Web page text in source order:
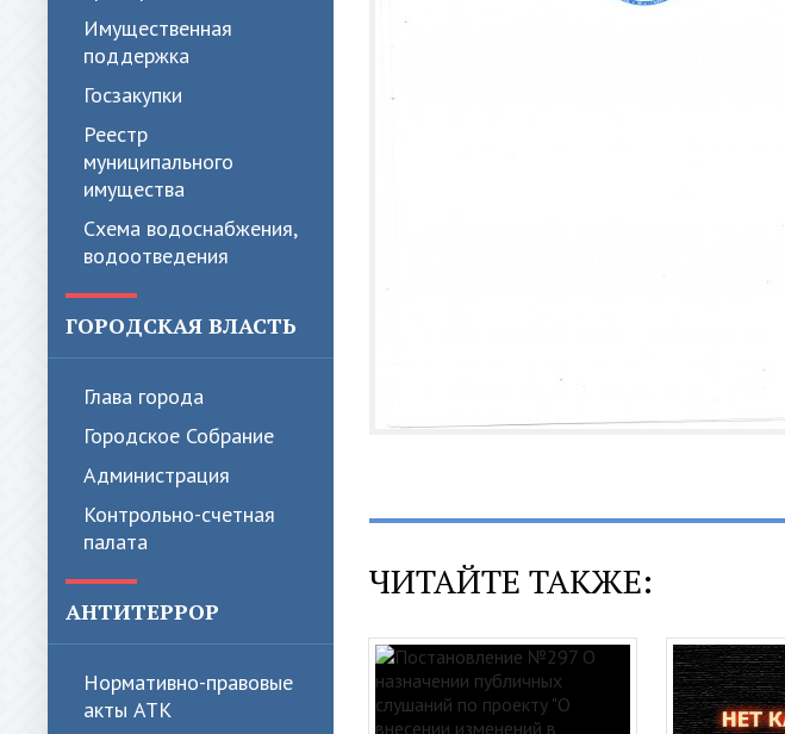
Имущественная
поддержка
Госзакупки
Реестр
муниципального
имущества
Схема водоснабжения,
водоотведения
ГОРОДСКАЯ ВЛАСТЬ
Глава города
Городское Собрание
Администрация
Контрольно-счетная
палата
АНТИТЕРРОР
Нормативно-правовые
акты АТК
ЧИТАЙТЕ ТАКЖЕ: